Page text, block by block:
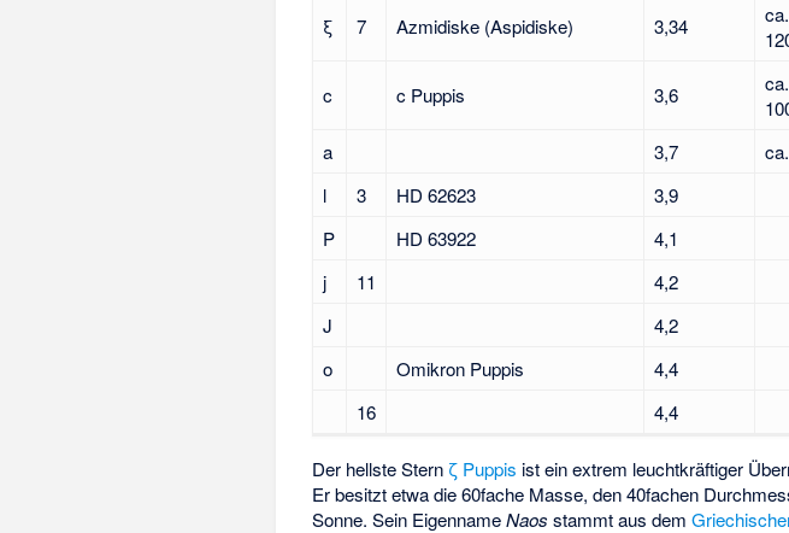
ξ 7 Azmidiske(Aspidiske) 3,34
ca.
c c Puppis 3,6
ca.
a 3,7
l
3 HD 62623 3,9
P
HD 63922 4,1
j
11 4,2
J
4,2
ο
Omikron Puppis 4,4
16
4,4
Der hellste Stern ζ Puppis ist ein extrem leuchtkräftiger
Er besitzt etwa die 60fache Masse, den 40fachen
Sonne. Sein EigennameNaos stammt aus dem